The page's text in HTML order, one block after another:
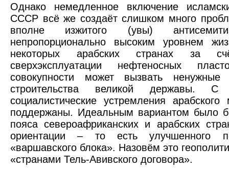
Однако немедленное включение
СССР всё же создаёт слишком много
вполне изжитого (увы)
непропорционально высоким уровнем
некоторых арабских странах за
сверхэксплуатации нефтеносных
совокупности может вызвать
строительства великой державы. С
социалистические устремления
поддержаны. Идеальным вариантом было
пояса североафриканских и арабских
ориентации – то есть улучшенного
«варшавского блока». Назовём это
«странами Тель-Авивского договора».